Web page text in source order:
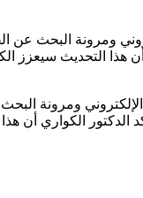
ومرونة البحث عن
التحديث سيعزز
ومرونة البحث
الدكتور الكواري أن